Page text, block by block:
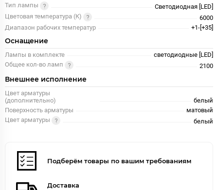
Тип лампы
Светодиодная [LED]
Цветовая температура (К)
6000
Диапазон рабочих температур
+1-[+35]
Оснащение
Лампы в комплекте
светодиодные [LED]
Общее кол-во ламп
2100
Внешнее исполнение
Цвет арматуры
(дополнительно)
белый
Поверхность арматуры
матовый
Цвет арматуры
белый
Подберём товары по вашим требованиям
Доставка